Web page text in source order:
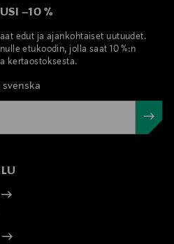
–10 %
edut ja ajankohtaiset uutuudet.
etukoodin, jolla saat 10 %:n
kertaostoksesta.
svenska